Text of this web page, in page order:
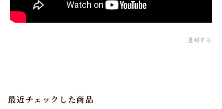
通報する
最近チェックした商品